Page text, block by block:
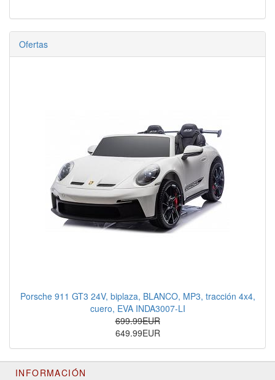
Ofertas
Porsche 911 GT3 24V, biplaza, BLANCO, MP3, tracción 4x4,
cuero, EVA INDA3007-LI
699.99EUR
649.99EUR
INFORMACIÓN